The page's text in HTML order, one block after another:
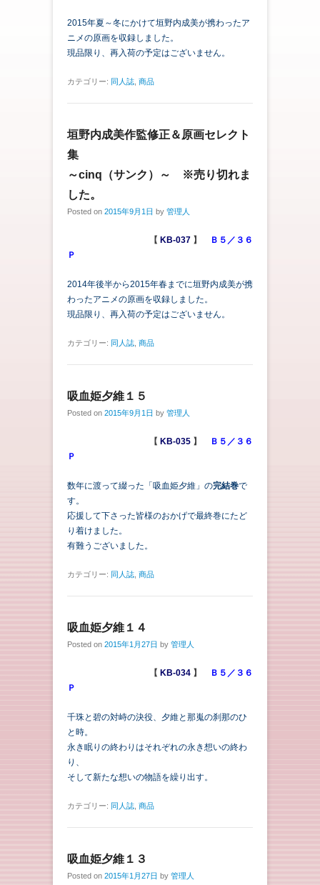
2015年夏～冬にかけて垣野内成美が携わったア
ニメの原画を収録しました。
現品限り、再入荷の予定はございません。
カテゴリー: 同人誌 商品
垣野内成美作監修正＆原画セレクト
集
～cinq（サンク）～ ※売り切れま
した。
Posted on 2015年9月1日 by 管理人
【 KB-037 】
Ｂ５／３６
Ｐ
2014年後半から2015年春までに垣野内成美が携
わったアニメの原画を収録しました。
現品限り、再入荷の予定はございません。
カテゴリー: 同人誌 商品
吸血姫夕維１５
Posted on 2015年9月1日 by 管理人
【 KB-035 】
Ｂ５／３６
Ｐ
数年に渡って綴った「吸血姫夕維」の完結巻で
す。
応援して下さった皆様のおかげで最終巻にたど
り着けました。
有難うございました。
カテゴリー: 同人誌 商品
吸血姫夕維１４
Posted on 2015年1月27日 by 管理人
【 KB-034 】
Ｂ５／３６
Ｐ
千珠と碧の対峙の決役、夕維と那嵬の刹那のひ
と時。
永き眠りの終わりはそれぞれの永き想いの終わ
り、
そして新たな想いの物語を繰り出す。
カテゴリー: 同人誌 商品
吸血姫夕維１３
Posted on 2015年1月27日 by 管理人